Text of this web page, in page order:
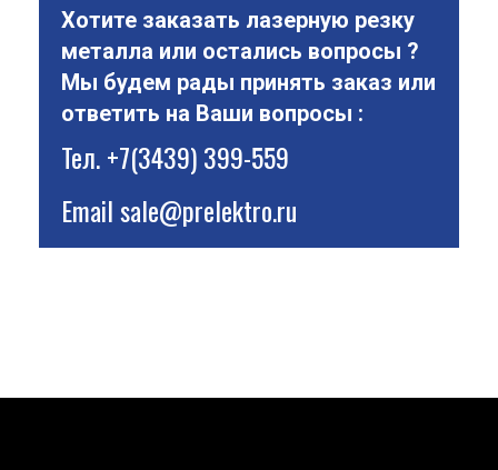
Хотите заказать лазерную резку
металла или остались вопросы ?
Мы будем рады принять заказ или
ответить на Ваши вопросы :
Тел.+7(3439) 399-559
Emailsale@prelektro.ru